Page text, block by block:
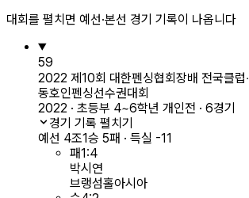
대회를 펼치면 예선·본선 경기 기록이 나옵니다
59
2022 제10회 대한펜싱협회장배 전국클럽‧
동호인펜싱선수권대회
2022 · 초등부 4~6학년 개인전 · 6경기
경기 기록 펼치기
예선 4조1승 5패 · 득실 -11
패1:4
박시연
브랭섬홀아시아